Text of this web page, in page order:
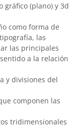
gráfico (plano) y 3d
como forma de
las
las principales
a la relación
y divisiones del
componen las
tridimensionales